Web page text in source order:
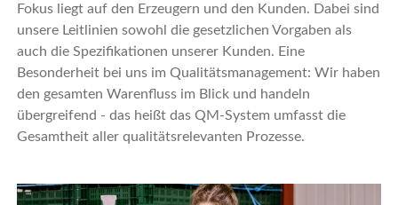
Fokus liegt auf den Erzeugern und den Kunden. Dabei sind
unsere Leitlinien sowohl die gesetzlichen Vorgaben als
auch die Spezifikationen unserer Kunden. Eine
Besonderheit bei uns im Qualitätsmanagement: Wir haben
den gesamten Warenfluss im Blick und handeln
übergreifend - das heißt das QM-System umfasst die
Gesamtheit aller qualitätsrelevanten Prozesse.